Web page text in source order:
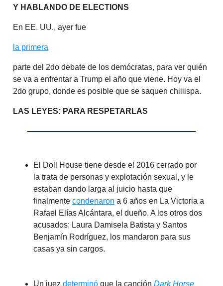
Y HABLANDO DE ELECTIONS
En EE. UU., ayer fue
la primera
parte del 2do debate de los demócratas, para ver quién
se va a enfrentar a Trump el año que viene. Hoy va el
2do grupo, donde es posible que se saquen chiiiispa.
LAS LEYES: PARA RESPETARLAS
El Doll House tiene desde el 2016 cerrado por
la trata de personas y explotación sexual, y le
estaban dando larga al juicio hasta que
finalmente condenaron a 6 años en La Victoria a
Rafael Elías Alcántara, el dueño. A los otros dos
acusados: Laura Damisela Batista y Santos
Benjamín Rodríguez, los mandaron para sus
casas ya sin cargos.
Un juez determinó que la canción Dark Horse